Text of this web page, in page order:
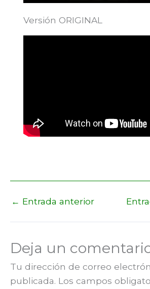
Versión ORIGINAL
← Entrada anterior
Deja un
Tu dirección de correo
publicada. Los campos